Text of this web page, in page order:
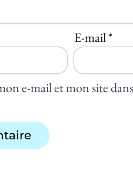
E-mail*
e-mail et mon site